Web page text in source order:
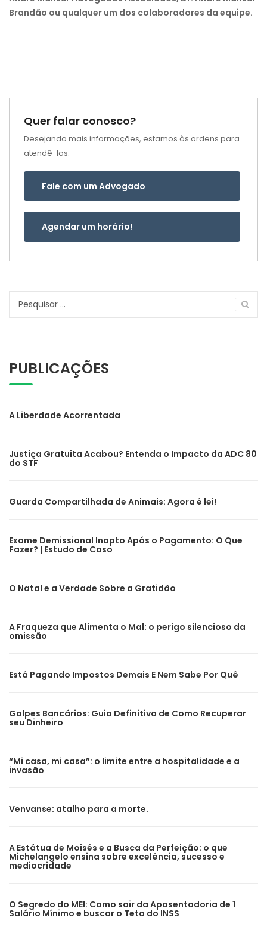
Brandão ou qualquer um dos colaboradores da equipe.
Quer falar conosco?
Desejando mais informações, estamos às ordens para
atendê-los.
Fale com um Advogado
Agendar um horário!
Pesquisar
PUBLICAÇÕES
A Liberdade Acorrentada
Justiça Gratuita Acabou? Entenda o Impacto da ADC 80
do STF
Guarda Compartilhada de Animais: Agora é lei!
Exame Demissional Inapto Após o Pagamento: O Que
Fazer? | Estudo de Caso
O Natal e a Verdade Sobre a Gratidão
A Fraqueza que Alimenta o Mal: o perigo silencioso da
omissão
Está Pagando Impostos Demais E Nem Sabe Por Quê
Golpes Bancários: Guia Definitivo de Como Recuperar
seu Dinheiro
“Mi casa, mi casa”: o limite entre a hospitalidade e a
invasão
Venvanse: atalho para a morte.
A Estátua de Moisés e a Busca da Perfeição: o que
Michelangelo ensina sobre excelência, sucesso e
mediocridade
O Segredo do MEI: Como sair da Aposentadoria de 1
Salário Mínimo e buscar o Teto do INSS